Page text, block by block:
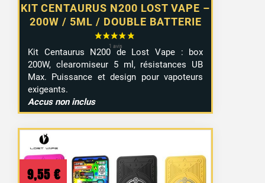
KIT CENTAURUS N200 LOST VAPE –
200W / 5ML / DOUBLE BATTERIE
Kit Centaurus N200 de Lost Vape : box
200W, clearomiseur 5 ml, résistances UB
Max. Puissance et design pour vapoteurs
exigeants.
Accus non inclus
9,55 €